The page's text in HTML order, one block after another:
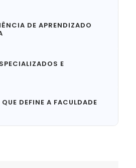
DE APRENDIZADO
E
DEFINE A FACULDADE